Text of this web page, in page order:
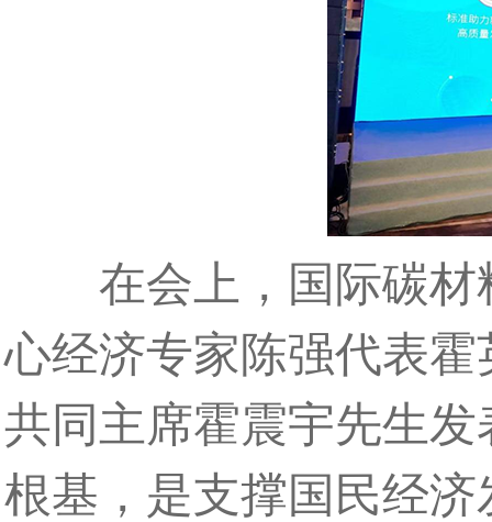
在会上，国际碳材
心经济专家陈强代表
共同主席霍震宇先生
根基，是支撑国民经